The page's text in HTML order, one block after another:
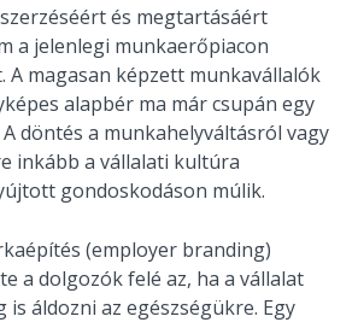
és megtartásáért
a jelenlegi munkaerőpiacon
A magasan képzett munkavállalók
alapbér ma már csupán egy
döntés a munkahelyváltásról vagy
inkább a vállalati kultúra
gondoskodáson múlik.
(employer branding)
a dolgozók felé az, ha a vállalat
is áldozni az egészségükre. Egy